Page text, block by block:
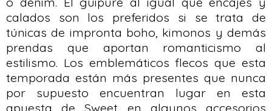
calados son los preferidos si se trata de
túnicas de impronta boho, kimonos y demás
prendas que aportan romanticismo al
estilismo. Los emblemáticos flecos que esta
temporada están más presentes que nunca
por supuesto encuentran lugar en esta
apuesta de Sweet en algunos accesorios